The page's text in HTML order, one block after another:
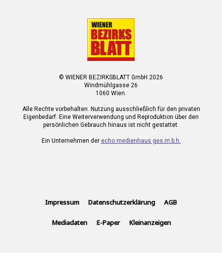
© WIENER BEZIRKSBLATT GmbH 2026
Windmühlgasse 26
1060 Wien.
Alle Rechte vorbehalten. Nutzung ausschließlich für den privaten
Eigenbedarf. Eine Weiterverwendung und Reproduktion über den
persönlichen Gebrauch hinaus ist nicht gestattet.
Ein Unternehmen der echo medienhaus ges.m.b.h.
Impressum Datenschutzerklärung AGB
Mediadaten E-Paper Kleinanzeigen